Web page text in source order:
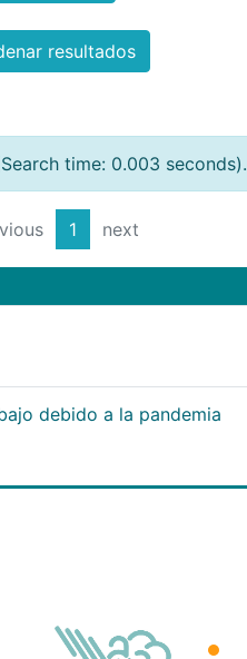
resultados
time: 0.003 seconds).
1 next
debido a la pandemia